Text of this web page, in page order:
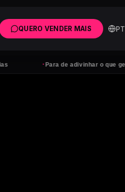
·Para de adivinhar o que gera pedidos
QUERO VENDER MAIS PT